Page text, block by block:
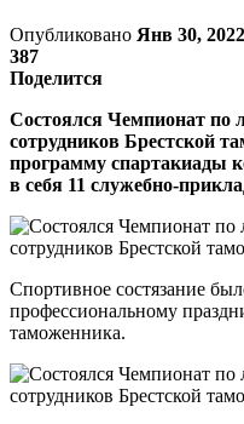
Опубликовано Янв 30, 2022
387
Поделится
Состоялся Чемпионат по
сотрудников Брестской
программу спартакиады
в себя 11 служебно-
Спортивное состязание
профессиональному
таможенника.